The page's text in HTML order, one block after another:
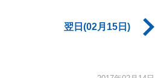
翌日(02月15日)